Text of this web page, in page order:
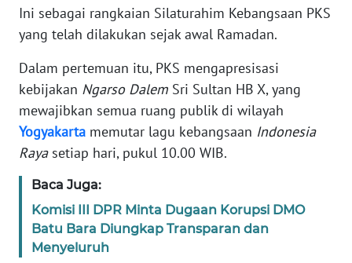
Ini sebagai rangkaian Silaturahim Kebangsaan PKS
yang telah dilakukan sejak awal Ramadan.
Dalam pertemuan itu, PKS mengapresisasi
kebijakan Ngarso Dalem Sri Sultan HB X, yang
mewajibkan semua ruang publik di wilayah
Yogyakarta memutar lagu kebangsaan Indonesia
Rayasetiap hari, pukul 10.00 WIB.
Baca Juga:
Komisi III DPR Minta Dugaan Korupsi DMO
Batu Bara Diungkap Transparan dan
Menyeluruh
PEDOMAN
MEDIA
REDAKSI
KARIR
DISCLAIMER
Wahana
Regional